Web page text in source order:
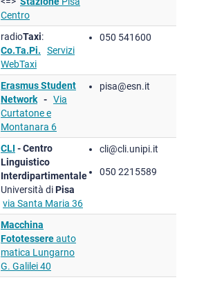
Centro
radioTaxi:
Co.Ta.Pi.
Servizi
WebTaxi
050 541600
Erasmus Student
Network - Via
Curtatone e
Montanara 6
pisa@esn.it
CLI - Centro
Linguistico
Interdipartimentale
Università diPisa
via Santa Maria 36
cli@cli.unipi.it
050 2215589
Macchina
Fototessereauto
matica Lungarno
G. Galilei 40